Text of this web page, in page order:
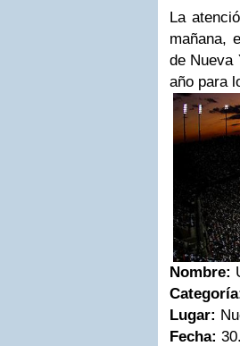
La
mañana,
de Nueva
año para
Nombre:
Lugar:
Fecha: